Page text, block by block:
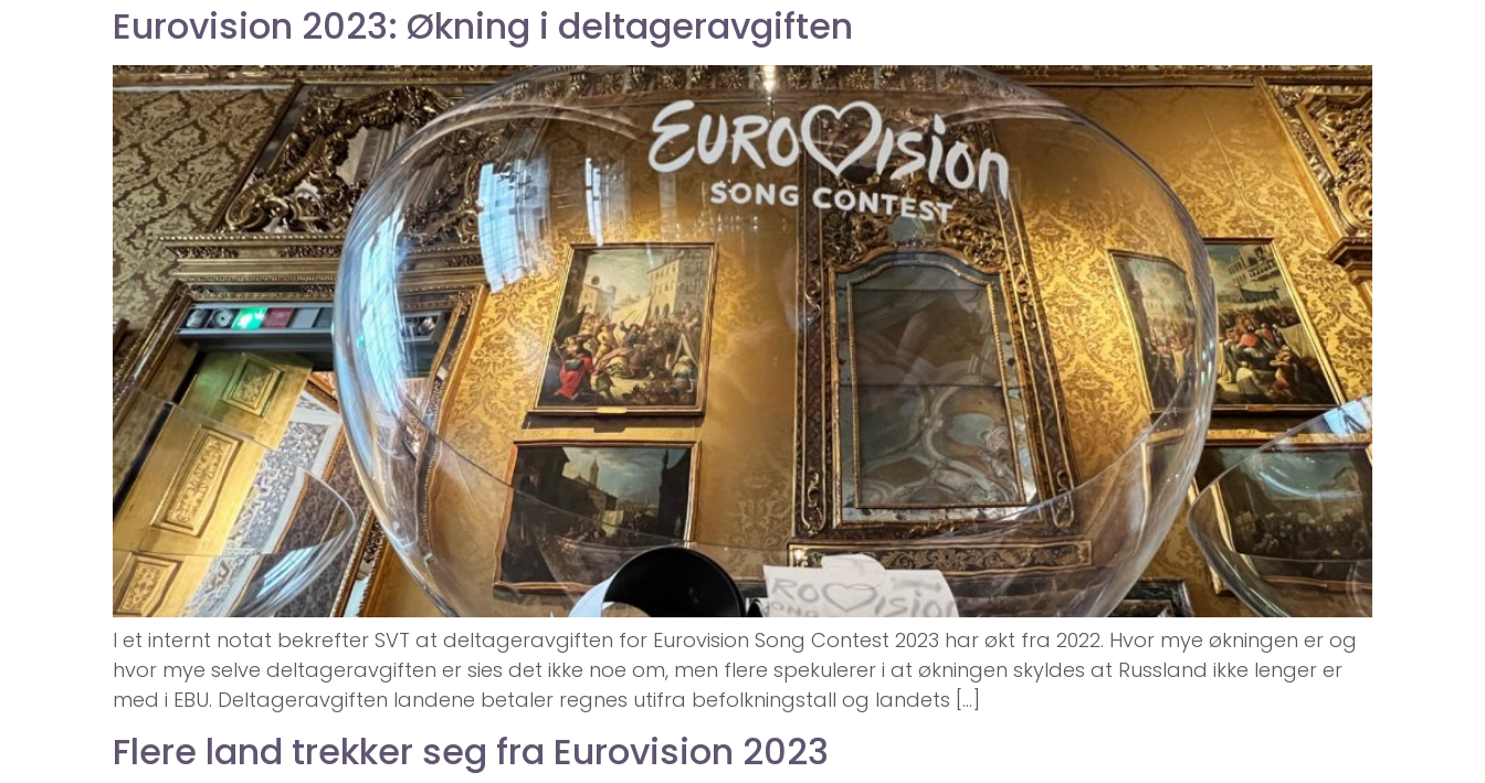
Eurovision 2023: Økning i deltageravgiften
I et internt notat bekrefter SVT at deltageravgiften for Eurovision Song Contest 2023 har økt fra 2022. Hvor mye økningen er og
hvor mye selve deltageravgiften er sies det ikke noe om, men flere spekulerer i at økningen skyldes at Russland ikke lenger er
med i EBU. Deltageravgiften landene betaler regnes utifra befolkningstall og landets […]
Flere land trekker seg fra Eurovision 2023